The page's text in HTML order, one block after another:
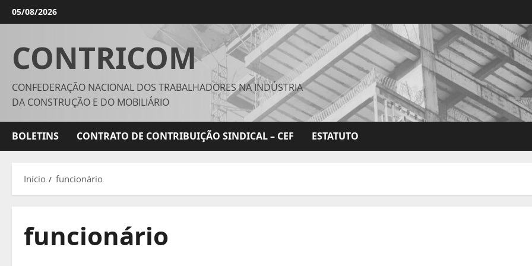
Avançar
para
conteúdo
05/08/2026
CONTRICOM
CONFEDERAÇÃO NACIONAL DOS TRABALHADORES NA INDÚSTRIA
DA CONSTRUÇÃO E DO MOBILIÁRIO
BOLETINS CONTRATO DE CONTRIBUIÇÃO SINDICAL – CEF ESTATUTO
Início funcionário
funcionário